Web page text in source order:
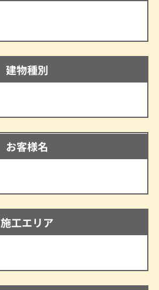
建物種別
お客様名
施工エリア